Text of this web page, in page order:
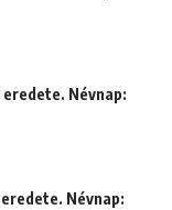
Névnap:
Névnap: